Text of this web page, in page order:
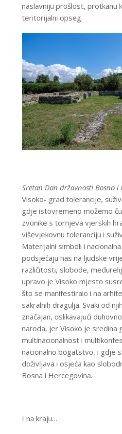
naslavniju prošlost, protkanu
teritorijalni opseg.
Sretan Dan državnosti Bosno i
Visoko- grad tolerancije,
gdje istovremeno možemo
zvonike s tornjeva vjerskih
viševjekovnu toleranciju i
Materijalni simboli i
podsjećaju nas na ljudske
različitosti, slobode,
upravo je Visoko mjesto
što se manifestiralo i na
sakralnih dragulja. Svaki od
značajan, oslikavajući
naroda, jer Visoko je sredina
multinacionalnost i
nacionalno bogatstvo, i gdje
doživljava i osjeća kao
Bosna i Hercegovina.
I na kraju…